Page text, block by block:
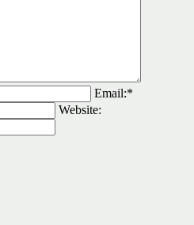
Email:*
Website: